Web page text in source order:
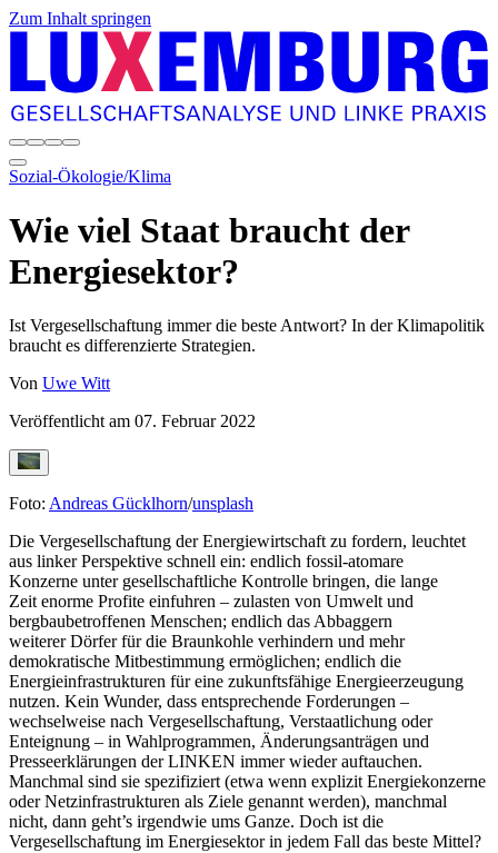
Zum Inhalt springen
Sozial-Ökologie/Klima
Wie viel Staat braucht der
Energiesektor?
Ist Vergesellschaftung immer die beste Antwort? In der Klimapolitik
braucht es differenzierte Strategien.
Von Uwe Witt
Veröffentlicht am 07. Februar 2022
Foto: Andreas Gücklhorn/unsplash
Die Vergesellschaftung der Energiewirtschaft zu fordern, leuchtet
aus linker Perspektive schnell ein: endlich fossil-atomare
Konzerne unter gesellschaftliche Kontrolle bringen, die lange
Zeit enorme Profite einfuhren – zulasten von Umwelt und
bergbaubetroffenen Menschen; endlich das Abbaggern
weiterer Dörfer für die Braunkohle verhindern und mehr
demokratische Mitbestimmung ermöglichen; endlich die
Energieinfrastrukturen für eine zukunftsfähige Energieerzeugung
nutzen. Kein Wunder, dass entsprechende Forderungen –
wechselweise nach Vergesellschaftung, Verstaatlichung oder
Enteignung – in Wahlprogrammen, Änderungsanträgen und
Presseerklärungen der LINKEN immer wieder auftauchen.
Manchmal sind sie spezifiziert (etwa wenn explizit Energiekonzerne
oder Netzinfrastrukturen als Ziele genannt werden), manchmal
nicht, dann geht’s irgendwie ums Ganze. Doch ist die
Vergesellschaftung im Energiesektor in jedem Fall das beste Mittel?